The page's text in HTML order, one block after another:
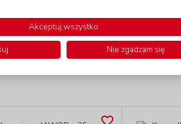
Do koszykaAkceptuj wszystko
Nie zgadzam się